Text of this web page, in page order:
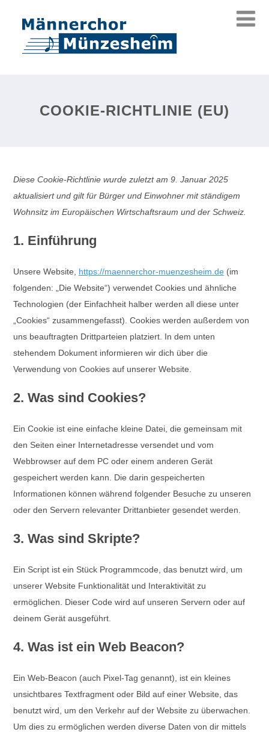
COOKIE-RICHTLINIE (EU)
Diese Cookie-Richtlinie wurde zuletzt am 9. Januar 2025
aktualisiert und gilt für Bürger und Einwohner mit ständigem
Wohnsitz im Europäischen Wirtschaftsraum und der Schweiz.
1. Einführung
Unsere Website, https://maennerchor-muenzesheim.de(im
folgenden: „Die Website“) verwendet Cookies und ähnliche
Technologien (der Einfachheit halber werden all diese unter
„Cookies“ zusammengefasst). Cookies werden außerdem von
uns beauftragten Drittparteien platziert. In dem unten
stehendem Dokument informieren wir dich über die
Verwendung von Cookies auf unserer Website.
2. Was sind Cookies?
Ein Cookie ist eine einfache kleine Datei, die gemeinsam mit
den Seiten einer Internetadresse versendet und vom
Webbrowser auf dem PC oder einem anderen Gerät
gespeichert werden kann. Die darin gespeicherten
Informationen können während folgender Besuche zu unseren
oder den Servern relevanter Drittanbieter gesendet werden.
3. Was sind Skripte?
Ein Script ist ein Stück Programmcode, das benutzt wird, um
unserer Website Funktionalität und Interaktivität zu
ermöglichen. Dieser Code wird auf unseren Servern oder auf
deinem Gerät ausgeführt.
4. Was ist ein Web Beacon?
Ein Web-Beacon (auch Pixel-Tag genannt), ist ein kleines
unsichtbares Textfragment oder Bild auf einer Website, das
benutzt wird, um den Verkehr auf der Website zu überwachen.
Um dies zu ermöglichen werden diverse Daten von dir mittels